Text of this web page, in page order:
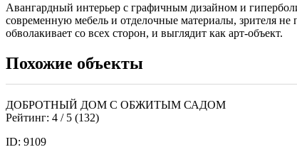
Авангардный интерьер с графичным дизайном и
современную мебель и отделочные материалы, зрителя
обволакивает со всех сторон, и выглядит как арт-объект.
Похожие объекты
ДОБРОТНЫЙ ДОМ С ОБЖИТЫМ САДОМ
Рейтинг: 4 / 5 (132)
ID: 9109